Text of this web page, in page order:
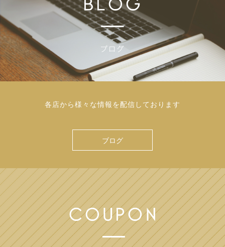
各店から様々な情報を配信しております
ブログ